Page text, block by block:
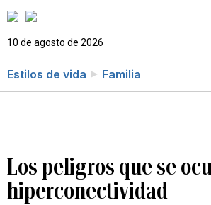
10 de agosto de 2026
Estilos de vida Familia
Los peligros que se
hiperconectividad